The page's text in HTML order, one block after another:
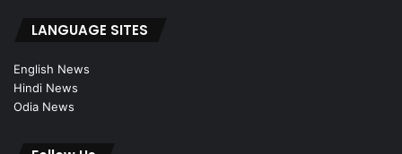
LANGUAGE SITES
English News
Hindi News
Odia News